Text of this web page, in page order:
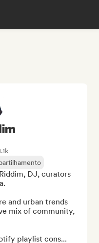
DJ, curators
and urban trends
mix of community,
playlist cons...